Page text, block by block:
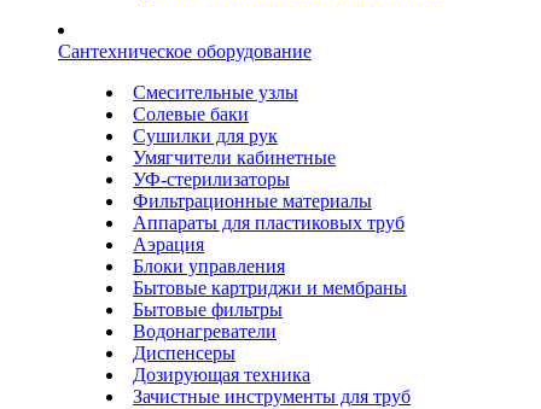
Сантехническое оборудование
Смесительные узлы
Солевые баки
Сушилки для рук
Умягчители кабинетные
УФ-стерилизаторы
Фильтрационные материалы
Аппараты для пластиковых труб
Аэрация
Блоки управления
Бытовые картриджи и мембраны
Бытовые фильтры
Водонагреватели
Диспенсеры
Дозирующая техника
Зачистные инструменты для труб